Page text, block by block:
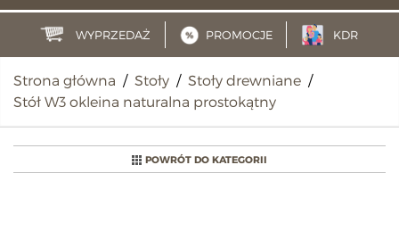
WYPRZEDAŻ PROMOCJE KDR
Strona główna / Stoły / Stoły drewniane /
Stół W3 okleina naturalna prostokątny
POWRÓT DO KATEGORII